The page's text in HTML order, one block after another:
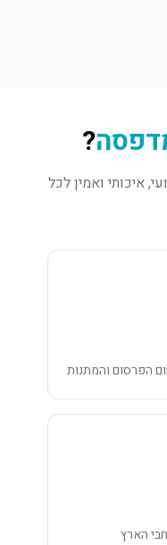
?
איכותי ואמין לכל
הפרסום והמתנות
הארץ